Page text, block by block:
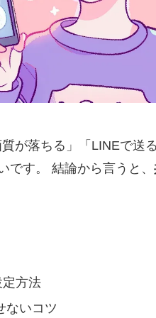
が落ちる」「LINEで送
です。 結論から言うと、
方法
ないコツ